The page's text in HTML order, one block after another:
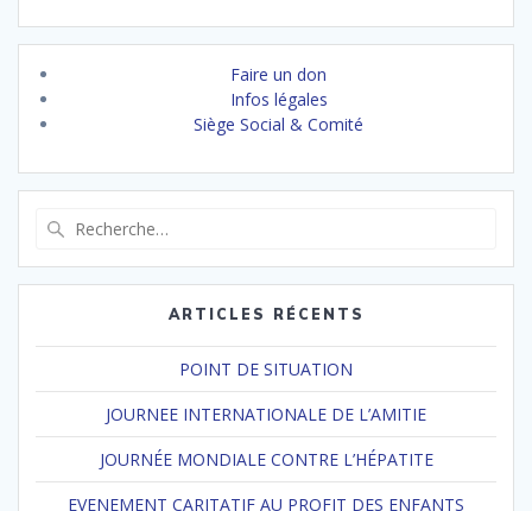
Faire un don
Infos légales
Siège Social & Comité
:
ARTICLES RÉCENTS
POINT DE SITUATION
JOURNEE INTERNATIONALE DE L’AMITIE
JOURNÉE MONDIALE CONTRE L’HÉPATITE
EVENEMENT CARITATIF AU PROFIT DES ENFANTS